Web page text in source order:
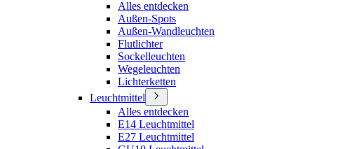
Alles entdecken
Außen-Spots
Außen-Wandleuchten
Flutlichter
Sockelleuchten
Wegeleuchten
Lichterketten
Leuchtmittel
Alles entdecken
E14 Leuchtmittel
E27 Leuchtmittel